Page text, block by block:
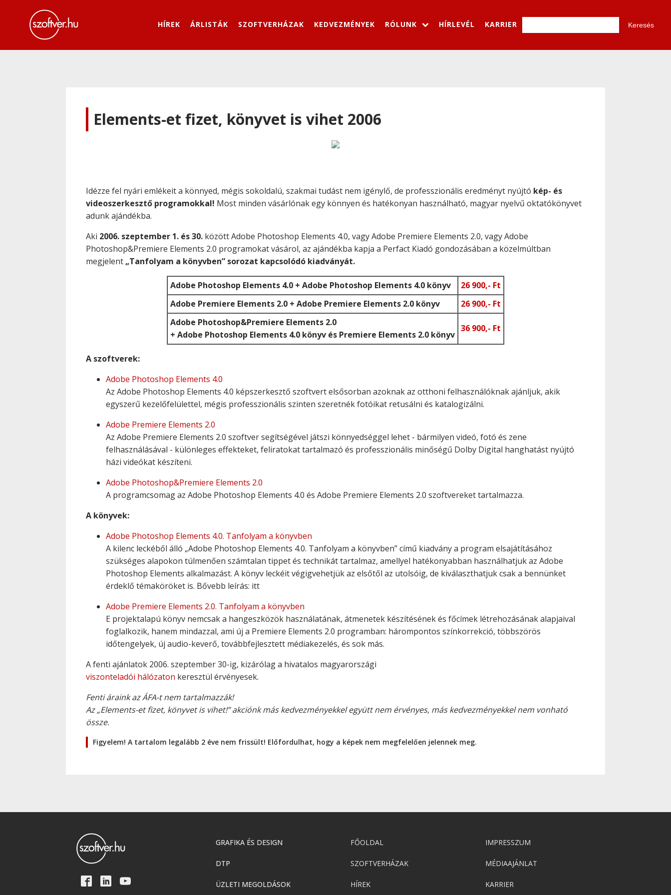
HÍREK ÁRLISTÁK SZOFTVERHÁZAK KEDVEZMÉNYEK RÓLUNK HÍRLEVÉL KARRIER
Elements-et fizet, könyvet is vihet 2006
Idézze fel nyári emlékeit a könnyed, mégis sokoldalú, szakmai tudást nem igénylő, de professzionális eredményt nyújtó kép- és
videoszerkesztő programokkal! Most minden vásárlónak egy könnyen és hatékonyan használható, magyar nyelvű oktatókönyvet
adunk ajándékba.
Aki 2006. szeptember 1. és 30. között Adobe Photoshop Elements 4.0, vagy Adobe Premiere Elements 2.0, vagy Adobe
Photoshop&Premiere Elements 2.0 programokat vásárol, az ajándékba kapja a Perfact Kiadó gondozásában a közelmúltban
megjelent „Tanfolyam a könyvben” sorozat kapcsolódó kiadványát.
Adobe Photoshop Elements 4.0 + Adobe Photoshop Elements 4.0 könyv
26 900,- Ft
Adobe Premiere Elements 2.0 + Adobe Premiere Elements 2.0 könyv
26 900,- Ft
Adobe Photoshop&Premiere Elements 2.0
+ Adobe Photoshop Elements 4.0 könyv és Premiere Elements 2.0 könyv
36 900,- Ft
A szoftverek:
Adobe Photoshop Elements 4.0
Az Adobe Photoshop Elements 4.0 képszerkesztő szoftvert elsősorban azoknak az otthoni felhasználóknak ajánljuk, akik
egyszerű kezelőfelülettel, mégis professzionális szinten szeretnék fotóikat retusálni és katalogizálni.
Adobe Premiere Elements 2.0
Az Adobe Premiere Elements 2.0 szoftver segítségével játszi könnyedséggel lehet - bármilyen videó, fotó és zene
felhasználásával - különleges effekteket, feliratokat tartalmazó és professzionális minőségű Dolby Digital hanghatást nyújtó
házi videókat készíteni.
Adobe Photoshop&Premiere Elements 2.0
A programcsomag az Adobe Photoshop Elements 4.0 és Adobe Premiere Elements 2.0 szoftvereket tartalmazza.
A könyvek:
Adobe Photoshop Elements 4.0. Tanfolyam a könyvben
A kilenc leckéből álló „Adobe Photoshop Elements 4.0. Tanfolyam a könyvben” című kiadvány a program elsajátításához
szükséges alapokon túlmenően számtalan tippet és technikát tartalmaz, amellyel hatékonyabban használhatjuk az Adobe
Photoshop Elements alkalmazást. A könyv leckéit végigvehetjük az elsőtől az utolsóig, de kiválaszthatjuk csak a bennünket
érdeklő témaköröket is. Bővebb leírás: itt
Adobe Premiere Elements 2.0. Tanfolyam a könyvben
E projektalapú könyv nemcsak a hangeszközök használatának, átmenetek készítésének és főcímek létrehozásának alapjaival
foglalkozik, hanem mindazzal, ami új a Premiere Elements 2.0 programban: hárompontos színkorrekció, többszörös
időtengelyek, új audio-keverő, továbbfejlesztett médiakezelés, és sok más.
A fenti ajánlatok 2006. szeptember 30-ig, kizárólag a hivatalos magyarországi
viszonteladói hálózaton keresztül érvényesek.
Fenti áraink az ÁFA-t nem tartalmazzák!
Az „Elements-et fizet, könyvet is vihet!” akciónk más kedvezményekkel együtt nem érvényes, más kedvezményekkel nem vonható
össze.
Figyelem! A tartalom legalább 2 éve nem frissült! Előfordulhat, hogy a képek nem megfelelően jelennek meg.
GRAFIKA ÉS DESIGN
DTP
ÜZLETI MEGOLDÁSOK
FŐOLDAL
SZOFTVERHÁZAK
HÍREK
IMPRESSZUM
MÉDIAAJÁNLAT
KARRIER